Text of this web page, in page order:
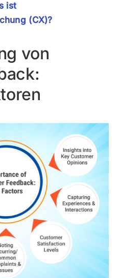
ist
(CX)?
von